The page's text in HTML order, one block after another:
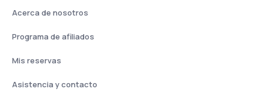
Acerca de nosotros
Programa de afiliados
Mis reservas
Asistencia y contacto